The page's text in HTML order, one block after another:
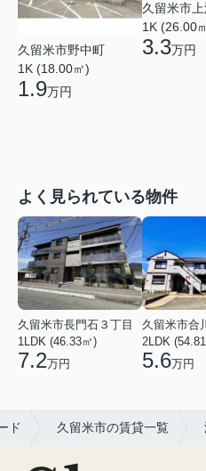
久留米市野中町
1K (18.00㎡)
1.9万円
久留米市
1K (26.00
3.3万円
よく見られている物件
久留米市長門石３丁目
1LDK (46.33㎡)
7.2万円
久留米市合
2LDK
5.6万円
ド 久留米市の賃貸一覧